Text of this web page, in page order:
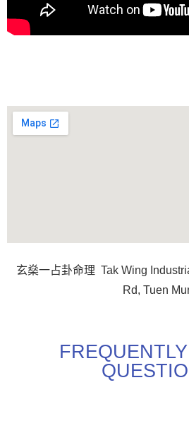
玄燊一占卦命理 Tak Wing
Rd, Tuen